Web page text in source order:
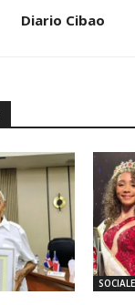
Diario Cibao